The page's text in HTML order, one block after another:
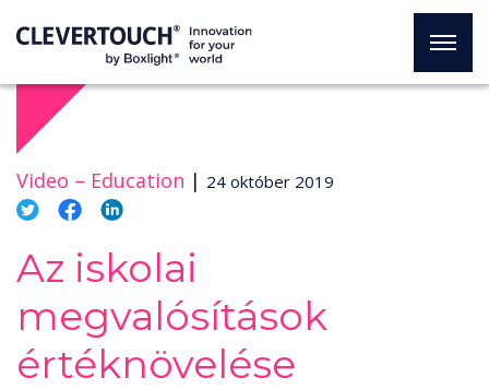
Video – Education | 24 október 2019
Az iskolai
megvalósítások
értéknövelése